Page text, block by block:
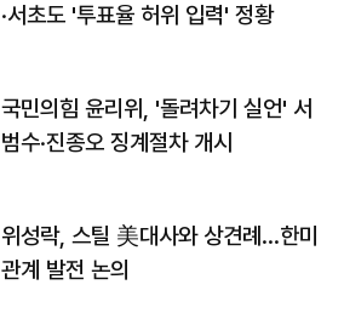
·서초도 '투표율 허위 입력' 정황
국민의힘 윤리위, '돌려차기 실언' 서
범수·진종오 징계절차 개시
위성락, 스틸 美대사와 상견례…한미
관계 발전 논의